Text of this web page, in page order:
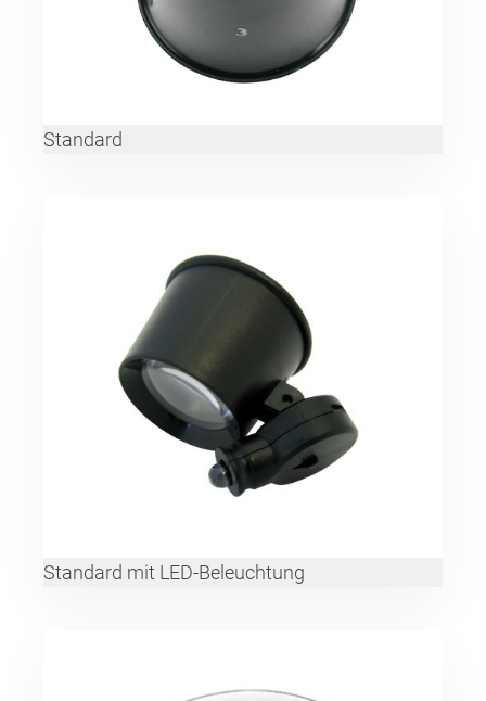
Standard
Standard mit LED-Beleuchtung